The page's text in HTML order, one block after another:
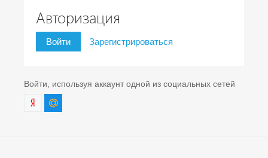
Авторизация
Войти Зарегистрироваться
Войти, используя аккаунт одной из социальных сетей